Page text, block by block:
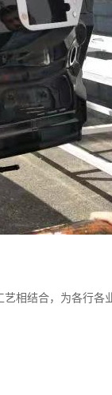
相结合，为各行各